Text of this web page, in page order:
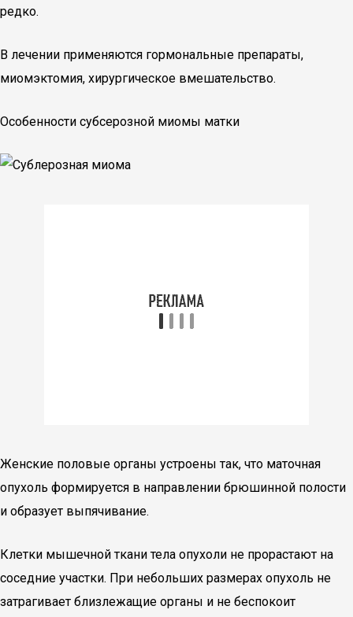
редко.
В лечении применяются гормональные препараты,
миомэктомия, хирургическое вмешательство.
Особенности субсерозной миомы матки
Женские половые органы устроены так, что маточная
опухоль формируется в направлении брюшинной полости
и образует выпячивание.
Клетки мышечной ткани тела опухоли не прорастают на
соседние участки. При небольших размерах опухоль не
затрагивает близлежащие органы и не беспокоит